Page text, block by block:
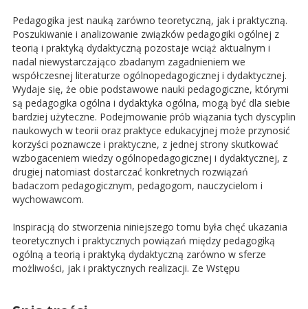
Pedagogika jest nauką zarówno teoretyczną, jak i praktyczną.
Poszukiwanie i analizowanie związków pedagogiki ogólnej z
teorią i praktyką dydaktyczną pozostaje wciąż aktualnym i
nadal niewystarczająco zbadanym zagadnieniem we
współczesnej literaturze ogólnopedagogicznej i dydaktycznej.
Wydaje się, że obie podstawowe nauki pedagogiczne, którymi
są pedagogika ogólna i dydaktyka ogólna, mogą być dla siebie
bardziej użyteczne. Podejmowanie prób wiązania tych dyscyplin
naukowych w teorii oraz praktyce edukacyjnej może przynosić
korzyści poznawcze i praktyczne, z jednej strony skutkować
wzbogaceniem wiedzy ogólnopedagogicznej i dydaktycznej, z
drugiej natomiast dostarczać konkretnych rozwiązań
badaczom pedagogicznym, pedagogom, nauczycielom i
wychowawcom.
Inspiracją do stworzenia niniejszego tomu była chęć ukazania
teoretycznych i praktycznych powiązań między pedagogiką
ogólną a teorią i praktyką dydaktyczną zarówno w sferze
możliwości, jak i praktycznych realizacji. Ze Wstępu